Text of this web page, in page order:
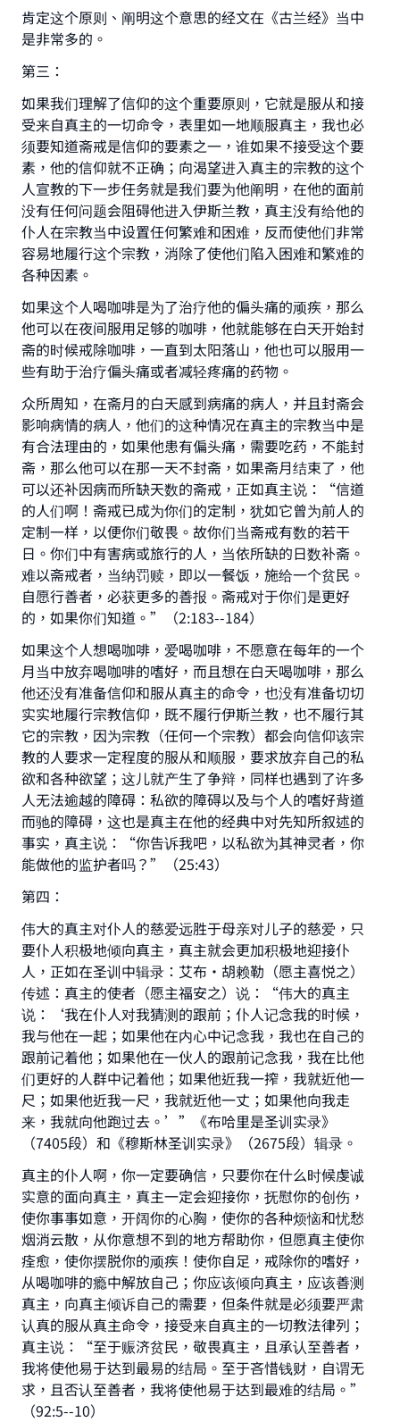
肯定这个原则、阐明这个意思的经文在《古兰经》当中
是非常多的。
第三：
如果我们理解了信仰的这个重要原则，它就是服从和接
受来自真主的一切命令，表里如一地顺服真主，我也必
须要知道斋戒是信仰的要素之一，谁如果不接受这个要
素，他的信仰就不正确；向渴望进入真主的宗教的这个
人宣教的下一步任务就是我们要为他阐明，在他的面前
没有任何问题会阻碍他进入伊斯兰教，真主没有给他的
仆人在宗教当中设置任何繁难和困难，反而使他们非常
容易地履行这个宗教，消除了使他们陷入困难和繁难的
各种因素。
如果这个人喝咖啡是为了治疗他的偏头痛的顽疾，那么
他可以在夜间服用足够的咖啡，他就能够在白天开始封
斋的时候戒除咖啡，一直到太阳落山，他也可以服用一
些有助于治疗偏头痛或者减轻疼痛的药物。
众所周知，在斋月的白天感到病痛的病人，并且封斋会
影响病情的病人，他们的这种情况在真主的宗教当中是
有合法理由的，如果他患有偏头痛，需要吃药，不能封
斋，那么他可以在那一天不封斋，如果斋月结束了，他
可以还补因病而所缺天数的斋戒，正如真主说：“信道
的人们啊！斋戒已成为你们的定制，犹如它曾为前人的
定制一样，以便你们敬畏。故你们当斋戒有数的若干
日。你们中有害病或旅行的人，当依所缺的日数补斋。
难以斋戒者，当纳罚赎，即以一餐饭，施给一个贫民。
自愿行善者，必获更多的善报。斋戒对于你们是更好
的，如果你们知道。”（2:183--184）
如果这个人想喝咖啡，爱喝咖啡，不愿意在每年的一个
月当中放弃喝咖啡的嗜好，而且想在白天喝咖啡，那么
他还没有准备信仰和服从真主的命令，也没有准备切切
实实地履行宗教信仰，既不履行伊斯兰教，也不履行其
它的宗教，因为宗教（任何一个宗教）都会向信仰该宗
教的人要求一定程度的服从和顺服，要求放弃自己的私
欲和各种欲望；这儿就产生了争辩，同样也遇到了许多
人无法逾越的障碍：私欲的障碍以及与个人的嗜好背道
而驰的障碍，这也是真主在他的经典中对先知所叙述的
事实，真主说：“你告诉我吧，以私欲为其神灵者，你
能做他的监护者吗？”（25:43）
第四：
伟大的真主对仆人的慈爱远胜于母亲对儿子的慈爱，只
要仆人积极地倾向真主，真主就会更加积极地迎接仆
人，正如在圣训中辑录：艾布·胡赖勒（愿主喜悦之）
传述：真主的使者（愿主福安之）说：“伟大的真主
说：‘我在仆人对我猜测的跟前；仆人记念我的时候，
我与他在一起；如果他在内心中记念我，我也在自己的
跟前记着他；如果他在一伙人的跟前记念我，我在比他
们更好的人群中记着他；如果他近我一搾，我就近他一
尺；如果他近我一尺，我就近他一丈；如果他向我走
来，我就向他跑过去。’”《布哈里是圣训实录》
（7405段）和《穆斯林圣训实录》（2675段）辑录。
真主的仆人啊，你一定要确信，只要你在什么时候虔诚
实意的面向真主，真主一定会迎接你，抚慰你的创伤，
使你事事如意，开阔你的心胸，使你的各种烦恼和忧愁
烟消云散，从你意想不到的地方帮助你，但愿真主使你
痊愈，使你摆脱你的顽疾！使你自足，戒除你的嗜好，
从喝咖啡的瘾中解放自己；你应该倾向真主，应该善测
真主，向真主倾诉自己的需要，但条件就是必须要严肃
认真的服从真主命令，接受来自真主的一切教法律列；
真主说：“至于赈济贫民，敬畏真主，且承认至善者，
我将使他易于达到最易的结局。至于吝惜钱财，自谓无
求，且否认至善者，我将使他易于达到最难的结局。”
（92:5--10）
Make an impact on millions of lives
with your contribution today
Your support is crucial for our mission.
The Prophet (ﷺ) said:
"A person who leads others to doing what is
good will earn the same reward as those who
do it."
(MUSLIM, 1893)
Support IslamQA